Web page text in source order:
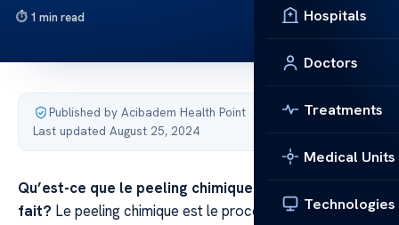
Hospitals
Doctors
Treatments
Medical Units
Technologies
1 min read
Published by Acibadem Health Point·
Last updated August 25, 2024
Qu’est-ce que le peeling chimique comment est-il
fait? Le peeling chimique est le processus d’application